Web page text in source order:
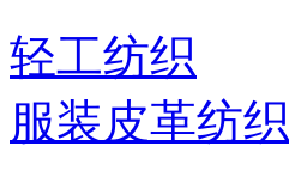
轻工纺织
服装皮革纺织